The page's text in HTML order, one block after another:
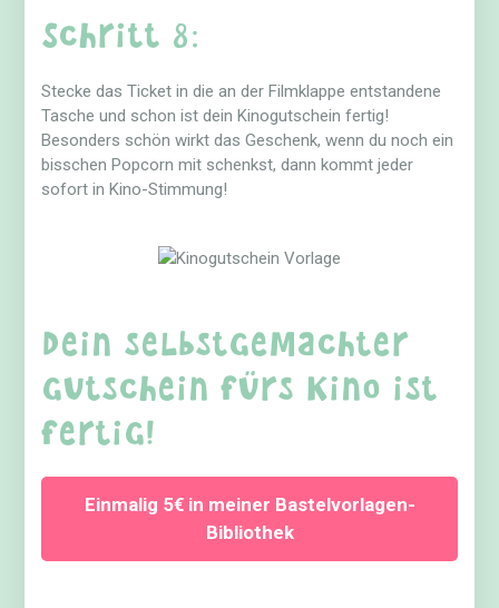
Schritt 8:
Stecke das Ticket in die an der Filmklappe entstandene
Tasche und schon ist dein Kinogutschein fertig!
Besonders schön wirkt das Geschenk, wenn du noch ein
bisschen Popcorn mit schenkst, dann kommt jeder
sofort in Kino-Stimmung!
Dein selbstgemachter
Gutschein fürs Kino ist
fertig!
Einmalig 5€ in meiner Bastelvorlagen-
Bibliothek